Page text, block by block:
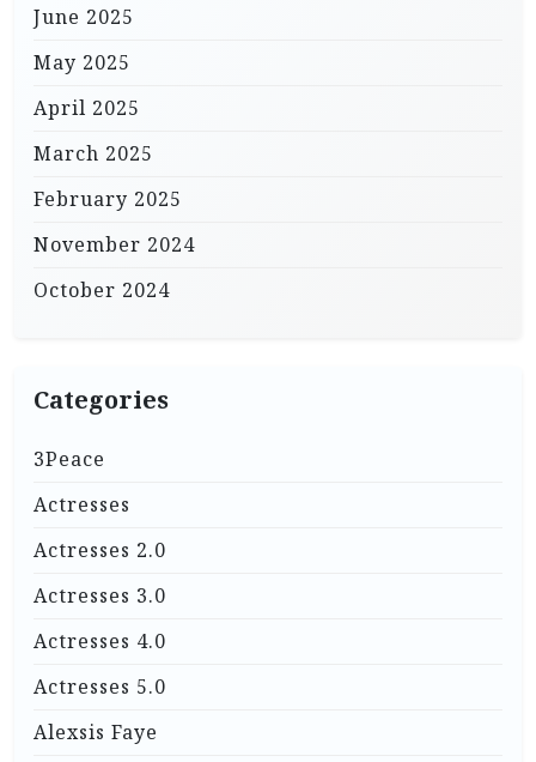
June 2025
May 2025
April 2025
March 2025
February 2025
November 2024
October 2024
Categories
3Peace
Actresses
Actresses 2.0
Actresses 3.0
Actresses 4.0
Actresses 5.0
Alexsis Faye